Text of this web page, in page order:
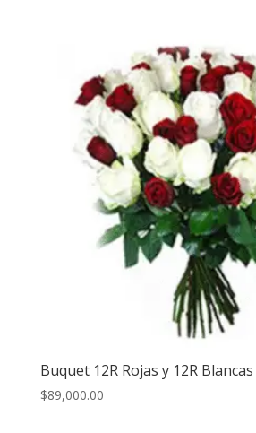
Buquet 12R Rojas y 12R Blancas
$89,000.00